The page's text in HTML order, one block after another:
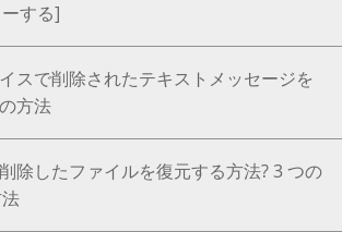
する]
スで削除されたテキストメッセージを
方法
除したファイルを復元する方法? 3 つの